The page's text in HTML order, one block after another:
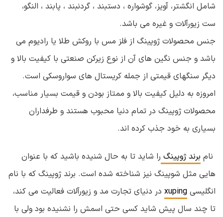
شامل انگشتر، آویز، گوشواره ، دستبند ، گردنبند ، پابند ، النگو،
ست زیورآلات و غیره می باشد.
جنس محصولات ژوپینگ از فلز مس با روکش طلا یا رادیوم می
باشد و جنس نگین های آن از نوع زیرکن صنعتی با کیفیت بالا و
دیگر سنگهای قیمتی از جمله کریستال های سواروسکی است.
امروزه به دلیل کیفیت بالا و ممتاز بودن و قیمت بسیار مناسب،
محصولات ژوپینگ در تمام دنیا محبوب هستند و طرفداران
بسیاری به خود جذب کرده اند.
نام برند ژوپینگ را شاید تا به حال شنیده باشید که با عنوان
هایی مثل شوپینگ نیز شناخته شده است. برند ژوپینگ که با نام
انگلیسی xuping در دنیای تجارت مد و زیورآلات فعالیت می کند،
تا چند سال پیش شاید کسی حتی اسمش را نشنیده بود ولی با